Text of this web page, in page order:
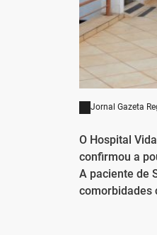
Jornal Gazeta
O Hospital
confirmou a
A paciente de
comorbidades